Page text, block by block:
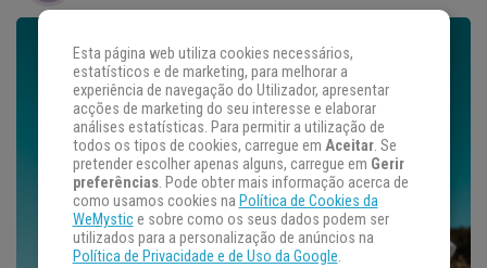
Esta página web utiliza cookies necessários,
estatísticos e de marketing, para melhorar a
experiência de navegação do Utilizador, apresentar
acções de marketing do seu interesse e elaborar
análises estatísticas. Para permitir a utilização de
todos os tipos de cookies, carregue em Aceitar. Se
pretender escolher apenas alguns, carregue em Gerir
preferências. Pode obter mais informação acerca de
como usamos cookies na Política de Cookies da
WeMystice sobre como os seus dados podem ser
utilizados para a personalização de anúncios na
Política de Privacidade e de Uso da Google.